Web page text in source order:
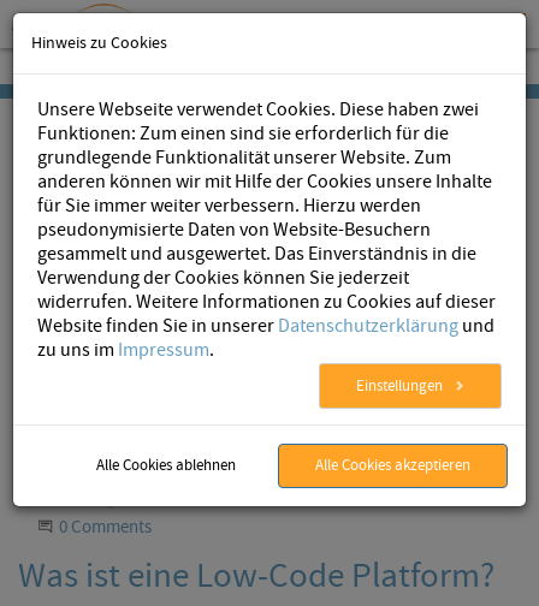
AristaFlow»Blog» Low-Code Platform
Low-Code Platform: Wie man
Software-Entwicklung vereinfacht und
beschleunigt
Published
24.10.2019
Start the Conversation
0 Comments
Was ist eine Low-Code Platform?
Hinweis zu Cookies
Unsere Webseite verwendet Cookies. Diese haben zwei
Funktionen: Zum einen sind sie erforderlich für die
grundlegende Funktionalität unserer Website. Zum
anderen können wir mit Hilfe der Cookies unsere Inhalte
für Sie immer weiter verbessern. Hierzu werden
pseudonymisierte Daten von Website-Besuchern
gesammelt und ausgewertet. Das Einverständnis in die
Verwendung der Cookies können Sie jederzeit
widerrufen. Weitere Informationen zu Cookies auf dieser
Website finden Sie in unsererDatenschutzerklärungund
zu uns im Impressum.
Einstellungen
Alle Cookies ablehnen Alle Cookies akzeptieren